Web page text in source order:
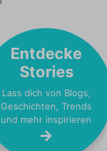
Entdecke
Stories
Lass dich von Blogs,
Geschichten, Trends
und mehr inspirieren